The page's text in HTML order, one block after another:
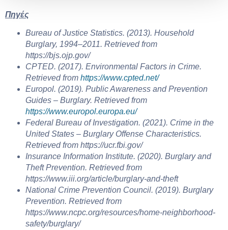
Πηγές
Bureau of Justice Statistics. (2013). Household
Burglary, 1994–2011. Retrieved from
https://bjs.ojp.gov/
CPTED. (2017). Environmental Factors in Crime.
Retrieved from https://www.cpted.net/
Europol. (2019). Public Awareness and Prevention
Guides – Burglary. Retrieved from
https://www.europol.europa.eu/
Federal Bureau of Investigation. (2021). Crime in the
United States – Burglary Offense Characteristics.
Retrieved from https://ucr.fbi.gov/
Insurance Information Institute. (2020). Burglary and
Theft Prevention. Retrieved from
https://www.iii.org/article/burglary-and-theft
National Crime Prevention Council. (2019). Burglary
Prevention. Retrieved from
https://www.ncpc.org/resources/home-neighborhood-
safety/burglary/